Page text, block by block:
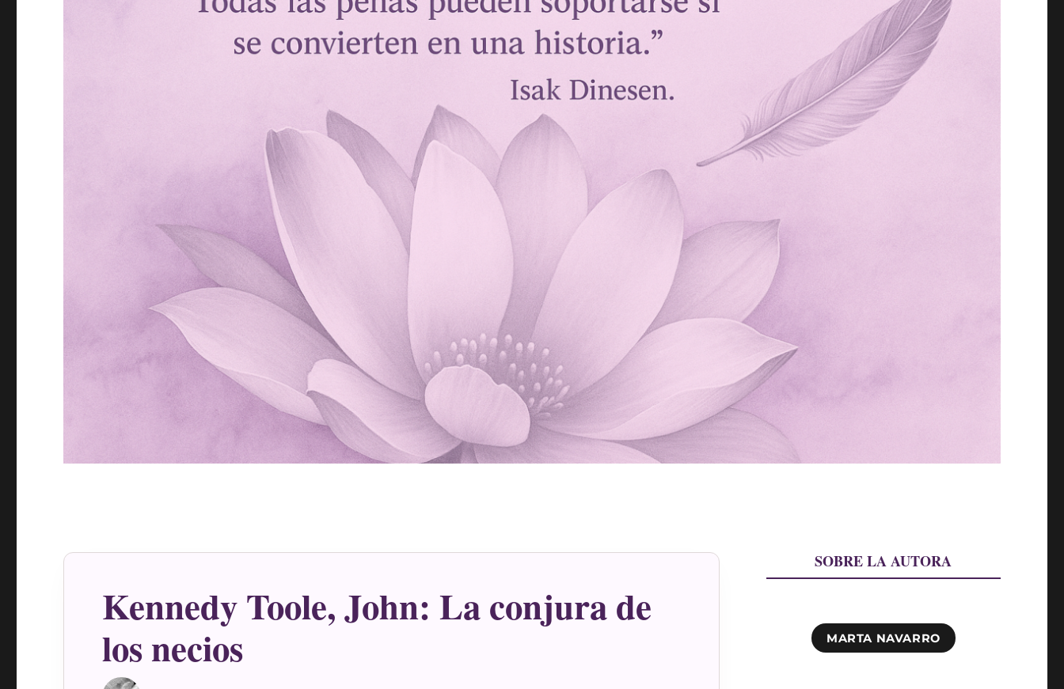
Kennedy Toole, John: La conjura de
los necios
SOBRE LA AUTORA
MARTA NAVARRO